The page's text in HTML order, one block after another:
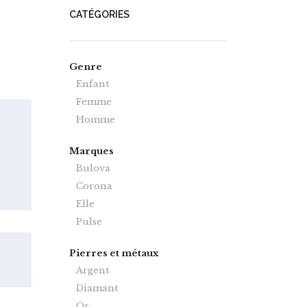
CATÉGORIES
Genre
Enfant
Femme
Homme
Marques
Bulova
Corona
Elle
Pulse
Pierres et métaux
Argent
Diamant